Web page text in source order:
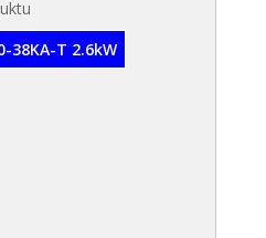
38KA-T 2.6kW